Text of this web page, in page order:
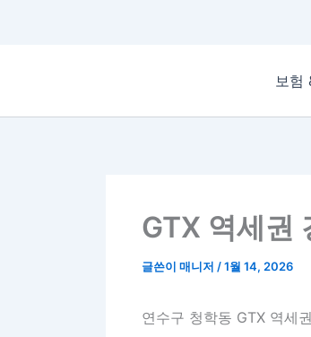
보험
GTX 역세권
글쓴이 매니저 /1월 14, 2026
연수구 청학동 GTX 역세